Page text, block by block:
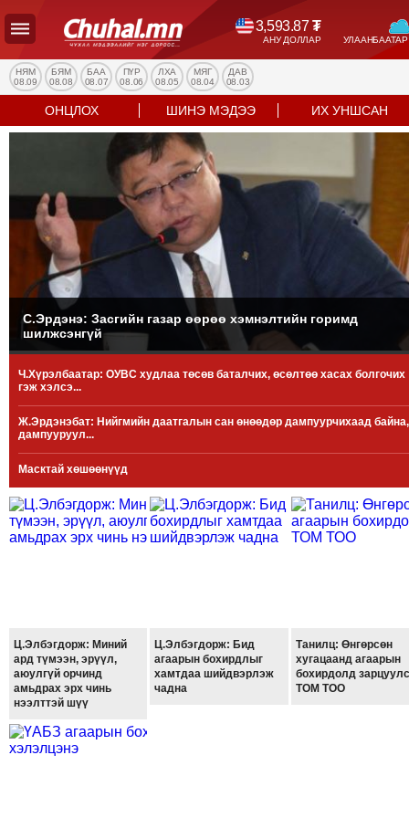
3,593.87₮
АНУ ДОЛЛАР
УЛС
ТӨР
НИЙГЭМ
СПОРТ
БОЛОВСРОЛ
ENTERTAINMENT
ДЭЛХИЙН
БИЗНЕС
МЭДЭЭ
НИЙСЛЭЛ
ТАНИН
МЭДЭХҮЙ
ТЕХНОЛОГИ
ҮЙЛДВЭРИЙН
ЭРГЭН
ТОЙРОНД
ТОЙРОНД
"ОУВС"-
ИЙН
ЭРГЭН
ТОЙРОНД
"ЖИ
НЯМ
08.09
БЯМ
08.08
БАА
08.07
ПҮР
08.06
ЛХА
08.05
МЯГ
08.04
ДАВ
08.03
ОНЦЛОХ ШИНЭ МЭДЭЭ ИХ УНШСАН
С.Эрдэнэ: Засгийн газар өөрөө хэмнэлтийн горимд
шилжсэнгүй
Ч.Хүрэлбаатар: ОУВС худлаа төсөв баталчих, өсөлтөө хасах болгочих
гэж хэлсэ...
Ж.Эрдэнэбат: Нийгмийн даатгалын сан өнөөдөр дампуурчихаад байна,
дампууруул...
Масктай хөшөөнүүд
Ц.Элбэгдорж: Миний
ард түмээн, эрүүл,
аюулгүй орчинд
амьдрах эрх чинь
нээлттэй шүү
Ц.Элбэгдорж: Бид
агаарын бохирдлыг
хамтдаа шийдвэрлэж
чадна
Танилц: Өнгөрсөн
хугацаанд агаарын
бохирдолд
ТОМ ТОО